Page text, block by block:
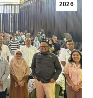
2026